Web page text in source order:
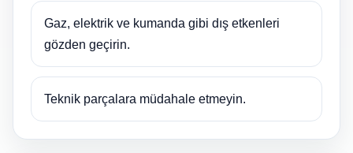
Gaz, elektrik ve kumanda gibi dış etkenleri
gözden geçirin.
Teknik parçalara müdahale etmeyin.